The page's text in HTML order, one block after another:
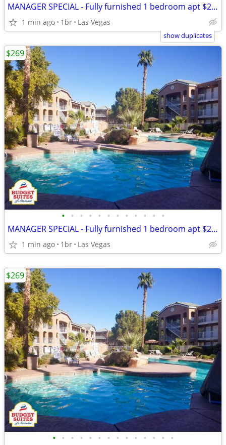
MANAGER SPECIAL - Fully furnished 1 bedroom apt $269 weekly
1 min ago 1br Las Vegas
show duplicates
• • • • • • • • • • • •
MANAGER SPECIAL - Fully furnished 1 bedroom apt $269 weekly
1 min ago 1br Las Vegas
$269
• • • • • • • • • • • • • •
$269